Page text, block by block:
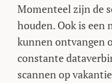
Momenteel zijn de
houden. Ook is een
kunnen ontvangen
constante
scannen op